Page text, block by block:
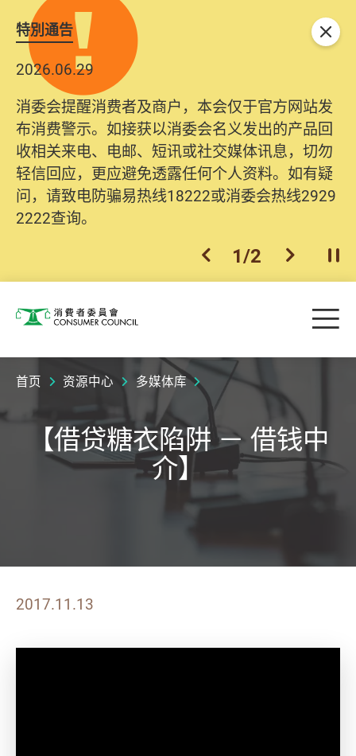
特別通告
2026.06.29
消委会提醒消费者及商户，本会仅于官方网站发
布消费警示。如接获以消委会名义发出的产品回
收相关来电、电邮、短讯或社交媒体讯息，切勿
轻信回应，更应避免透露任何个人资料。如有疑
问，请致电防骗易热线18222或消委会热线2929
2222查询。
上一个
1/2 下一个开
关闭
消费者委员会 目
首页 资源中心 多媒体库
【借贷糖衣陷阱 － 借钱中
介】
2017.11.13